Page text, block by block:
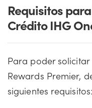
Requisitos
Crédito IHG
Para poder
Rewards Premier,
siguientes requisitos: